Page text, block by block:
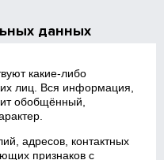
данных
какие‑либо
лиц. Вся информация,
обобщённый,
адресов, контактных
признаков с